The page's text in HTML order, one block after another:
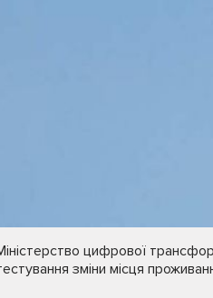
цифрової
зміни місця